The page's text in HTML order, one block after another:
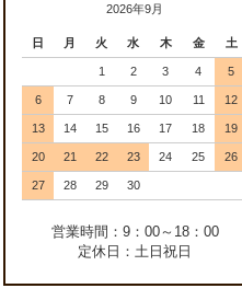
2026年9月
日 月 火 水 木 金 土
1 2 3 4 5
6 7 8 9 10 11 12
13 14 15 16 17 18 19
20 21 22 23 24 25 26
27 28 29 30
営業時間：9：00～18：00
定休日：土日祝日